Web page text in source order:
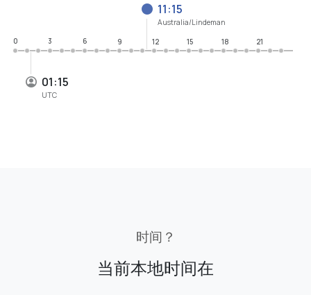
01:15
UTC
11:15
Australia/Lindeman
0
3 6 9 12 15 18 21
时间？
当前本地时间在